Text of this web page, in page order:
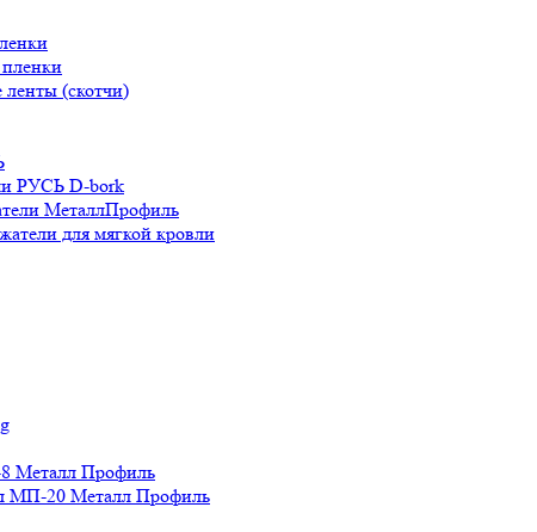
(скотчи)
РУСЬ D-bork
МеталлПрофиль
для мягкой кровли
Металл Профиль
МП-20 Металл Профиль